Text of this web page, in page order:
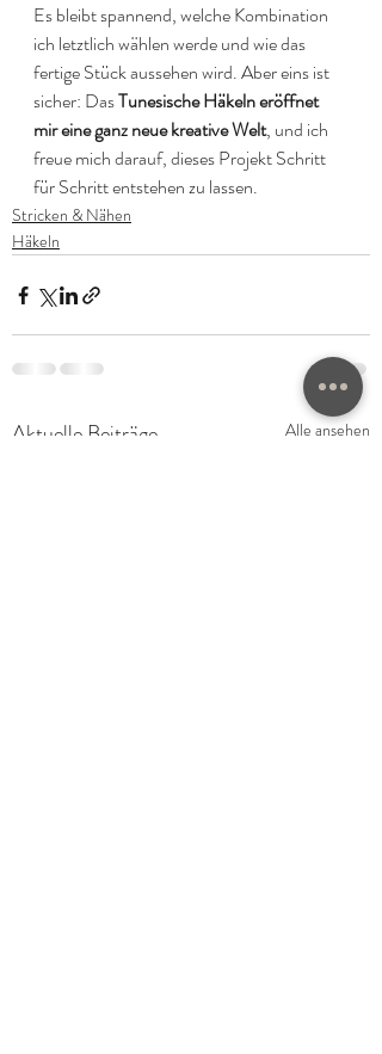
Es bleibt spannend, welche Kombination
ich letztlich wählen werde und wie das
fertige Stück aussehen wird. Aber eins ist
sicher: Das Tunesische Häkeln eröffnet
mir eine ganz neue kreative Welt, und ich
freue mich darauf, dieses Projekt Schritt
für Schritt entstehen zu lassen.
Stricken & Nähen
Häkeln
Aktuelle Beiträge Alle ansehen